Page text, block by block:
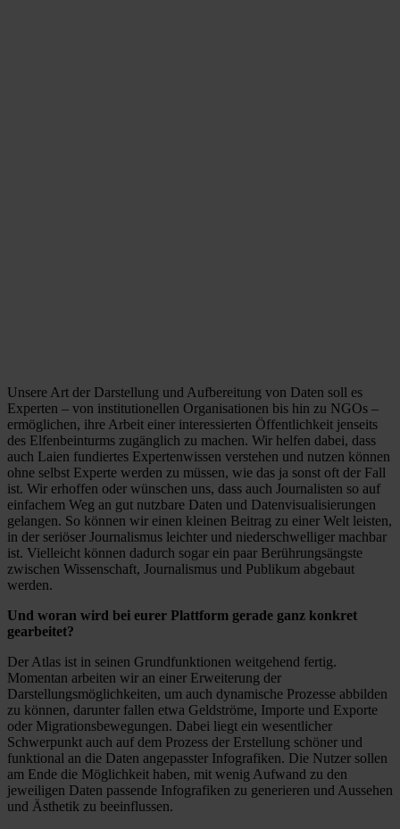
Unsere Art der Darstellung und Aufbereitung von Daten soll es
Experten – von institutionellen Organisationen bis hin zu NGOs –
ermöglichen, ihre Arbeit einer interessierten Öffentlichkeit jenseits
des Elfenbeinturms zugänglich zu machen. Wir helfen dabei, dass
auch Laien fundiertes Expertenwissen verstehen und nutzen können
ohne selbst Experte werden zu müssen, wie das ja sonst oft der Fall
ist. Wir erhoffen oder wünschen uns, dass auch Journalisten so auf
einfachem Weg an gut nutzbare Daten und Datenvisualisierungen
gelangen. So können wir einen kleinen Beitrag zu einer Welt leisten,
in der seriöser Journalismus leichter und niederschwelliger machbar
ist. Vielleicht können dadurch sogar ein paar Berührungsängste
zwischen Wissenschaft, Journalismus und Publikum abgebaut
werden.
Und woran wird bei eurer Plattform gerade ganz konkret
gearbeitet?
Der Atlas ist in seinen Grundfunktionen weitgehend fertig.
Momentan arbeiten wir an einer Erweiterung der
Darstellungsmöglichkeiten, um auch dynamische Prozesse abbilden
zu können, darunter fallen etwa Geldströme, Importe und Exporte
oder Migrationsbewegungen. Dabei liegt ein wesentlicher
Schwerpunkt auch auf dem Prozess der Erstellung schöner und
funktional an die Daten angepasster Infografiken. Die Nutzer sollen
am Ende die Möglichkeit haben, mit wenig Aufwand zu den
jeweiligen Daten passende Infografiken zu generieren und Aussehen
und Ästhetik zu beeinflussen.